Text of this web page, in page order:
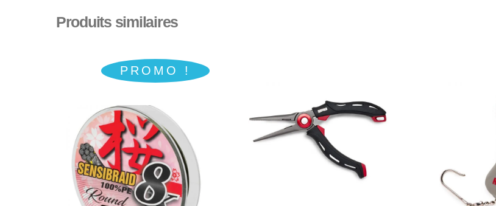
Produits similaires
PROMO !